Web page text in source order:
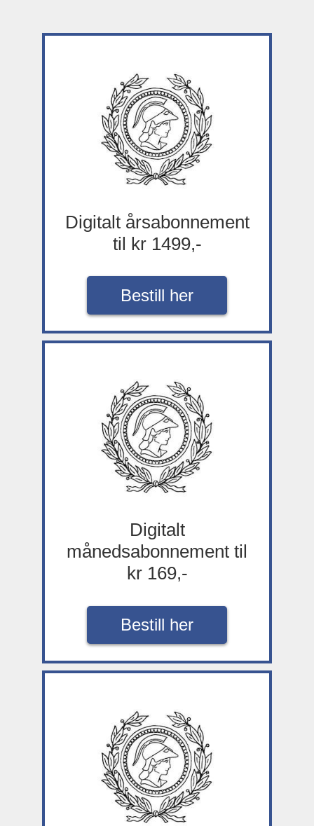
Digitalt årsabonnement
til kr 1499,-
Bestill her
Digitalt
månedsabonnement til
kr 169,-
Bestill her